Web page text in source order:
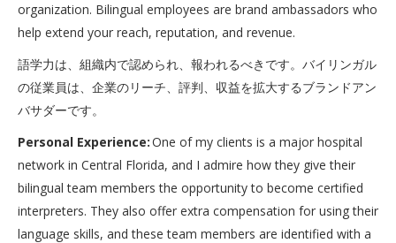
organization. Bilingual employees are brand ambassadors who
help extend your reach, reputation, and revenue.
語学力は、組織内で認められ、報われるべきです。バイリンガル
の従業員は、企業のリーチ、評判、収益を拡大するブランドアン
バサダーです。
Personal Experience:One of my clients is a major hospital
network in Central Florida, and I admire how they give their
bilingual team members the opportunity to become certified
interpreters. They also offer extra compensation for using their
language skills, and these team members are identified with a